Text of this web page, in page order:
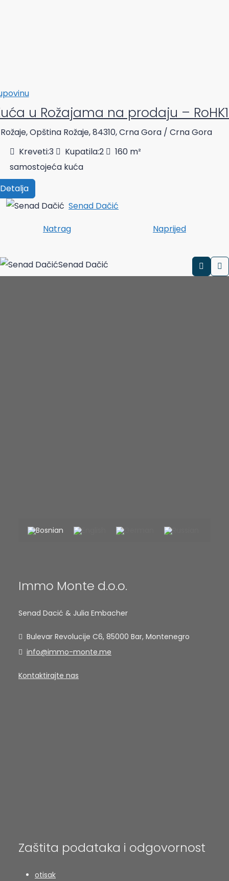
u Rožajama na prodaju –
Rožaje, Opština Rožaje, 84310, Crna Gora / Crna Gora
Kreveti:3 Kupatila:2 160 m²
samostojeća kuća
Detalja
Senad Dačić
Natrag
Naprijed
Senad Dačić
Immo Monte d.o.o.
Senad Dacić & Julia Embacher
Bulevar Revolucije C6, 85000 Bar, Montenegro
info@immo-monte.me
Kontaktirajte nas
Zaštita podataka i odgovornost
otisak